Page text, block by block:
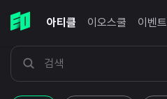
아티클 이오스쿨 이벤트